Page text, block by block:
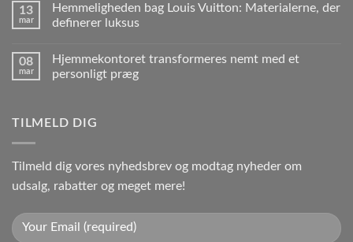
13
mar
Hemmeligheden bag Louis Vuitton: Materialerne, der
definerer luksus
08
mar
Hjemmekontoret transformeres nemt med et
personligt præg
TILMELD DIG
Tilmeld dig vores nyhedsbrev og modtag nyheder om
udsalg, rabatter og meget mere!